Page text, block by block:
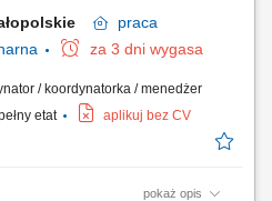
praca
za 3 dni wygasa
/ koordynatorka / menedżer
etat aplikuj bez CV
pokaż opis